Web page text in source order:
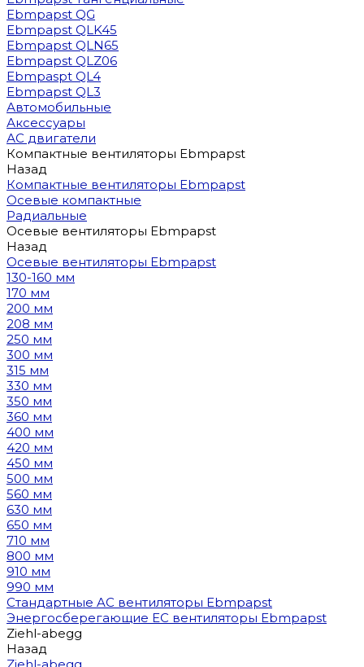
Ebmpapst QG
Ebmpapst QLK45
Ebmpapst QLN65
Ebmpapst QLZ06
Ebmpaspt QL4
Ebmpapst QL3
Автомобильные
Аксессуары
АС двигатели
Компактные вентиляторы Ebmpapst
Назад
Компактные вентиляторы Ebmpapst
Осевые компактные
Радиальные
Осевые вентиляторы Ebmpapst
Назад
Осевые вентиляторы Ebmpapst
130-160 мм
170 мм
200 мм
208 мм
250 мм
300 мм
315 мм
330 мм
350 мм
360 мм
400 мм
420 мм
450 мм
500 мм
560 мм
630 мм
650 мм
710 мм
800 мм
910 мм
990 мм
Стандартные AC вентиляторы Ebmpapst
Энергосберегающие EC вентиляторы Ebmpapst
Ziehl-abegg
Назад